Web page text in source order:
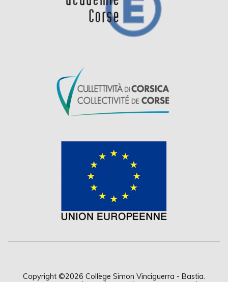
Copyright ©2026 Collège Simon Vinciguerra - Bastia.